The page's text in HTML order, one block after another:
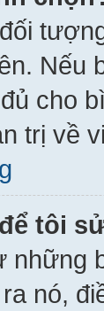
Nếu
cho
trị về
tôi
những
nó,